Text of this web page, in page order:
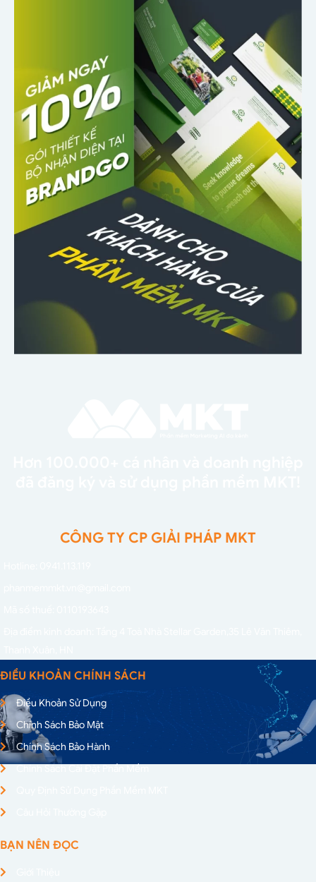
CÔNG TY CP GIẢI PHÁP MKT
ĐIỀU KHOẢN CHÍNH SÁCH
Điều Khoản Sử Dụng
Chính Sách Bảo Mật
Chính Sách Bảo Hành
BẠN NÊN ĐỌC